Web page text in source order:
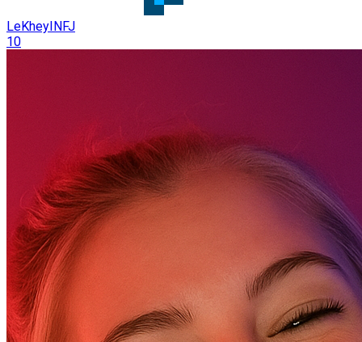
LeKheyINFJ
10